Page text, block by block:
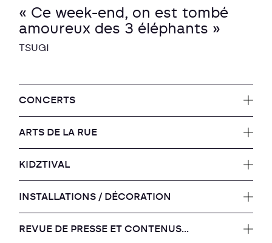
« Ce week-end, on est tombé
amoureux des 3 éléphants »
TSUGI
CONCERTS
ARTS DE LA RUE
KIDZTIVAL
INSTALLATIONS / DÉCORATION
REVUE DE PRESSE ET CONTENUS...